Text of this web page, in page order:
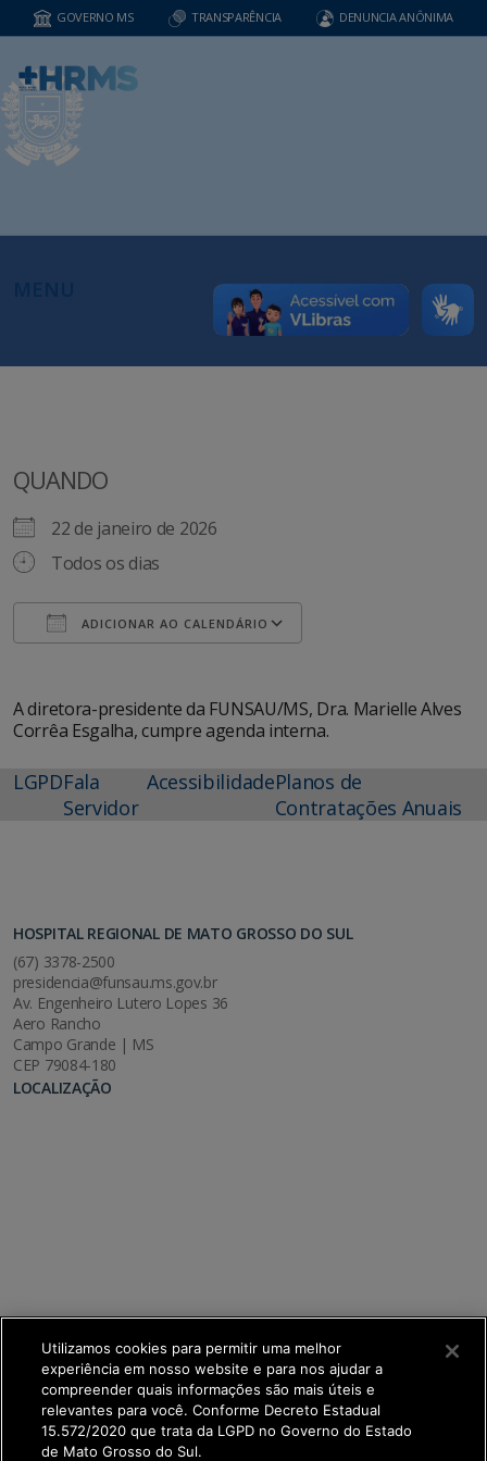
GOVERNO MS TRANSPARÊNCIA DENUNCIA ANÔNIMA
QUANDO
22 de janeiro de 2026
Todos os dias
ADICIONAR AO CALENDÁRIO
A diretora-presidente da FUNSAU/MS, Dra. Marielle Alves
Corrêa Esgalha, cumpre agenda interna.
LGPDFala
Servidor
AcessibilidadePlanos de
Contratações Anuais
HOSPITAL REGIONAL DE MATO GROSSO DO SUL
(67) 3378-2500
presidencia@funsau.ms.gov.br
Av. Engenheiro Lutero Lopes 36
Aero Rancho
Campo Grande | MS
CEP 79084-180
LOCALIZAÇÃO
Utilizamos cookies para permitir uma melhor
experiência em nosso website e para nos ajudar a
compreender quais informações são mais úteis e
relevantes para você. Conforme Decreto Estadual
15.572/2020 que trata da LGPD no Governo do Estado
de Mato Grosso do Sul.